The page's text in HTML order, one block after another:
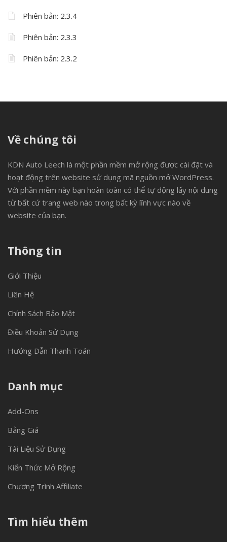
Phiên bản: 2.3.4
Phiên bản: 2.3.3
Phiên bản: 2.3.2
Về chúng tôi
KDN Auto Leech là một phần mềm mở rộng được cài đặt và
hoạt động trên website sử dụng mã nguồn mở WordPress.
Với phần mềm này bạn hoàn toàn có thể tự động lấy nội dung
từ bất cứ trang web nào trong bất kỳ lĩnh vực nào về
website của bạn.
Thông tin
Giới Thiệu
Liên Hệ
Chính Sách Bảo Mật
Điều Khoản Sử Dụng
Hướng Dẫn Thanh Toán
Danh mục
Add-Ons
Bảng Giá
Tài Liệu Sử Dụng
Kiến Thức Mở Rộng
Chương Trình Affiliate
Tìm hiểu thêm